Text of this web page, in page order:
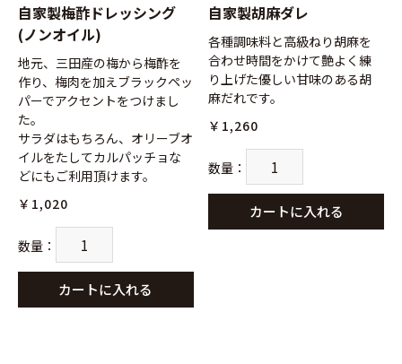
自家製梅酢ドレッシング
(ノンオイル)
地元、三田産の梅から梅酢を
作り、梅肉を加えブラックペッ
パーでアクセントをつけまし
た。
サラダはもちろん、オリーブオ
イルをたしてカルパッチョな
どにもご利用頂けます。
￥1,020
数量 ：
カートに入れる
自家製胡麻ダレ
各種調味料と高級ねり胡麻を
合わせ時間をかけて艶よく練
り上げた優しい甘味のある胡
麻だれです。
￥1,260
数量 ：
カートに入れる